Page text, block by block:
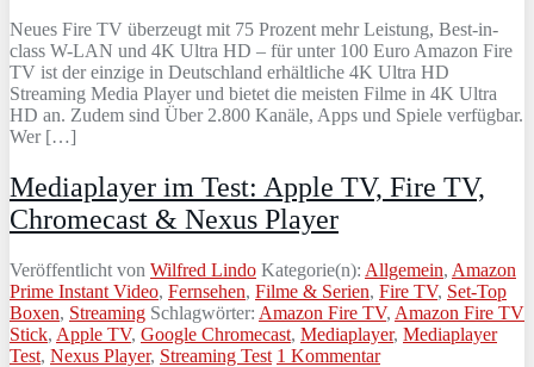
Neues Fire TV überzeugt mit 75 Prozent mehr Leistung, Best-in-
class W-LAN und 4K Ultra HD – für unter 100 Euro Amazon Fire
TV ist der einzige in Deutschland erhältliche 4K Ultra HD
Streaming Media Player und bietet die meisten Filme in 4K Ultra
HD an. Zudem sind Über 2.800 Kanäle, Apps und Spiele verfügbar.
Wer […]
Mediaplayer im Test: Apple TV, Fire TV,
Chromecast & Nexus Player
Veröffentlicht von Wilfred Lindo Kategorie(n): Allgemein, Amazon
Prime Instant Video, Fernsehen, Filme & Serien, Fire TV, Set-Top
Boxen, Streaming Schlagwörter: Amazon Fire TV, Amazon Fire TV
Stick, Apple TV, Google Chromecast, Mediaplayer, Mediaplayer
Test, Nexus Player, Streaming Test 1 Kommentar